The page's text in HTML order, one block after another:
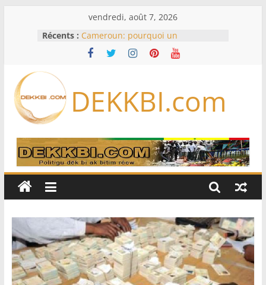
vendredi, août 7, 2026
Récents : Cameroun: pourquoi un
remaniement au sommet de
l’armée alors que Paul Biya est hors
logiciels écrits par l’IA, dominé par
Anthropic et OpenAI
Disney s’associe à TikTok pour tirer
davantage profit de ses univers
légendaires
France – Algérie: l’affaire Mehdi
policière contre le narcotrafic
DEKKBI.com